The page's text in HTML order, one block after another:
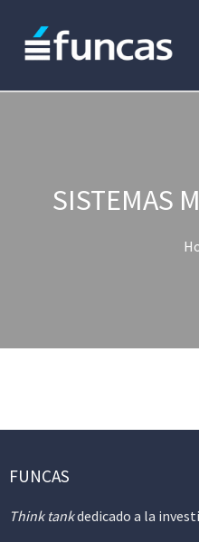
SISTEMAS
FUNCAS
Think tankdedicado a la